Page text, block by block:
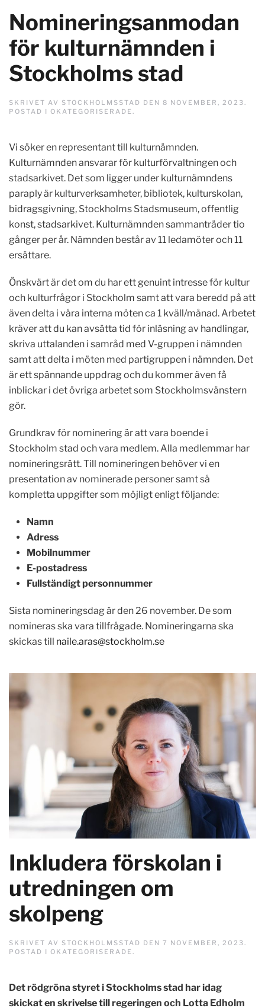
Nomineringsanmodan
för kulturnämnden i
Stockholms stad
SKRIVET AV STOCKHOLMSSTAD DEN 8 NOVEMBER, 2023.
POSTAD I OKATEGORISERADE.
Vi söker en representant till kulturnämnden.
Kulturnämnden ansvarar för kulturförvaltningen och
stadsarkivet. Det som ligger under kulturnämndens
paraply är kulturverksamheter, bibliotek, kulturskolan,
bidragsgivning, Stockholms Stadsmuseum, offentlig
konst, stadsarkivet. Kulturnämnden sammanträder tio
gånger per år. Nämnden består av 11 ledamöter och 11
ersättare.
Önskvärt är det om du har ett genuint intresse för kultur
och kulturfrågor i Stockholm samt att vara beredd på att
även delta i våra interna möten ca 1 kväll/månad. Arbetet
kräver att du kan avsätta tid för inläsning av handlingar,
skriva uttalanden i samråd med V-gruppen i nämnden
samt att delta i möten med partigruppen i nämnden. Det
är ett spännande uppdrag och du kommer även få
inblickar i det övriga arbetet som Stockholmsvänstern
gör.
Grundkrav för nominering är att vara boende i
Stockholm stad och vara medlem. Alla medlemmar har
nomineringsrätt. Till nomineringen behöver vi en
presentation av nominerade personer samt så
kompletta uppgifter som möjligt enligt följande:
Namn
Adress
Mobilnummer
E-postadress
Fullständigt personnummer
Sista nomineringsdag är den 26 november. De som
nomineras ska vara tillfrågade. Nomineringarna ska
skickas till naile.aras@stockholm.se
Inkludera förskolan i
utredningen om
skolpeng
SKRIVET AV STOCKHOLMSSTAD DEN 7 NOVEMBER, 2023.
POSTAD I OKATEGORISERADE.
Det rödgröna styret i Stockholms stad har idag
skickat en skrivelse till regeringen och Lotta Edholm